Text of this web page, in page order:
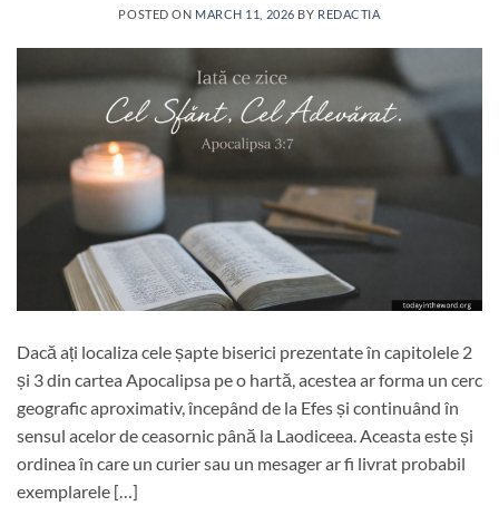
POSTED ON MARCH 11, 2026 BY REDACTIA
Dacă ați localiza cele șapte biserici prezentate în capitolele 2
și 3 din cartea Apocalipsa pe o hartă, acestea ar forma un cerc
geografic aproximativ, începând de la Efes și continuând în
sensul acelor de ceasornic până la Laodiceea. Aceasta este și
ordinea în care un curier sau un mesager ar fi livrat probabil
exemplarele […]